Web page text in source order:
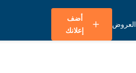
العروض
أضف
إعلانك